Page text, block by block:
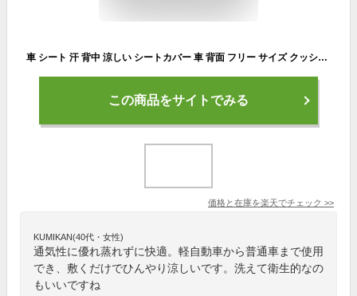
車 シート 汗 背中 涼しい シートカバー 車 背面 フリー サイズ クッション 蒸れない 暑さ 対策 スポーツ 運動 ジョギング シミ 仕事 後 臭い アウトドア 作業 腰痛 夏 おしゃれ 涼感 メッシュ カバー 軽自動車 普通車 通気性 黒
この商品をサイトでみる
価格と在庫を楽天でチェック >>
KUMIKAN(40代・女性)
通気性に優れ蒸れずに快適。軽自動車から普通車まで使用
でき、敷くだけでひんやり涼しいです。洗えて衛生的なの
もいいですね